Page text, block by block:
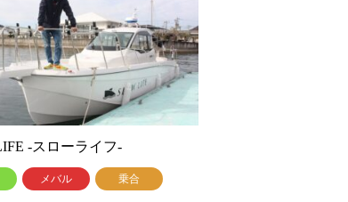
-スローライフ-
メバル 乗合